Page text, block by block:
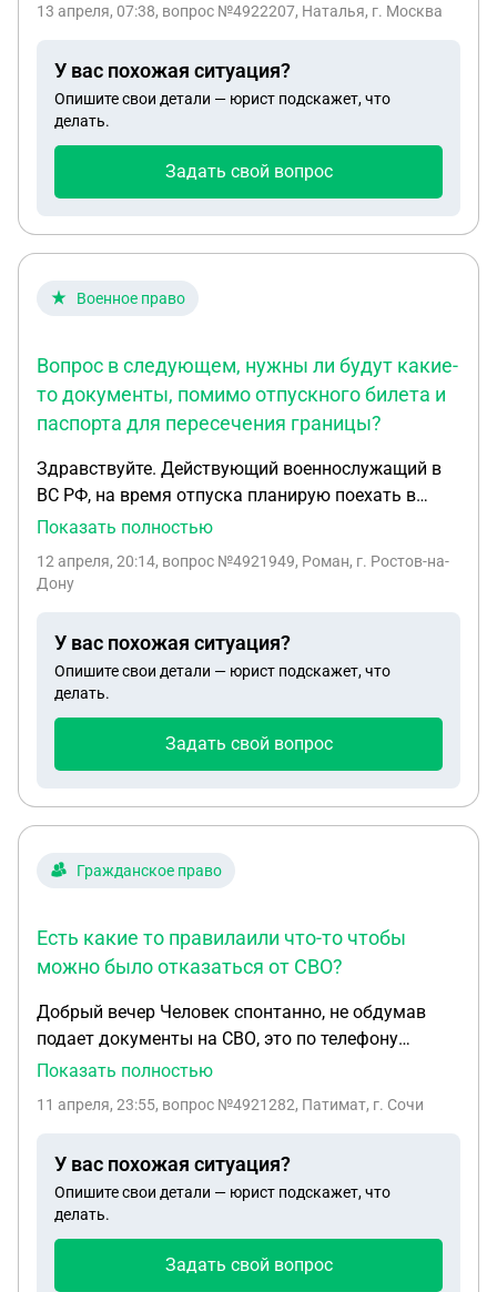
мфц, НО в одной из комнат интересы
генеральная доверенность, может она по этой
доверенности даст согласие или нужен какой то
другой документ, то какой, и одна комната
от них какой документ. Спасибо
13 апреля, 07:38, вопрос №4922207, Наталья, г. Москва
У вас похожая ситуация?
Опишите свои детали — юрист подскажет, что
делать.
Задать свой вопрос
Военное право
Вопрос в следующем, нужны ли будут какие-
то документы, помимо отпускного билета и
паспорта для пересечения границы?
Здравствуйте. Действующий военнослужащий в
ВС РФ, на время отпуска планирую поехать в
Республику Беларусь. Вопрос в следующем,
отпускного билета и паспорта для пересечения
Показать полностью
12 апреля, 20:14, вопрос №4921949, Роман, г. Ростов-на-
Дону
У вас похожая ситуация?
Опишите свои детали — юрист подскажет, что
делать.
Задать свой вопрос
Гражданское право
Есть какие то правилаили что-то чтобы
можно было отказаться от СВО?
Добрый вечер Человек спонтанно, не обдумав
подает документы на СВО, это по телефону
отправил по вацапу, сам человек ни куда не ходил
отказаться от СВО ? Есть какие то правилаили
Очень очень прошу помогите пожалуйста в этом
вопросе
Показать полностью
11 апреля, 23:55, вопрос №4921282, Патимат, г. Сочи
У вас похожая ситуация?
Опишите свои детали — юрист подскажет, что
делать.
Задать свой вопрос